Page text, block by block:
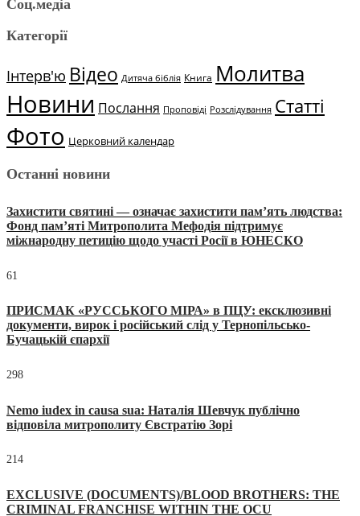
Соц.медіа
Категорії
Інтерв'ю Відео Дитяча біблія Книга Молитва
Новини Послання Проповіді Розслідування Статті
Фото Церковний календар
Останні новини
Захистити святині — означає захистити пам’ять людства:
Фонд пам’яті Митрополита Мефодія підтримує
міжнародну петицію щодо участі Росії в ЮНЕСКО
61
ПРИСМАК «РУССЬКОГО МІРА» в ПЦУ: ексклюзивні
документи, вирок і російський слід у Тернопільсько-
Бучацькій єпархії
298
Nemo iudex in causa sua: Наталія Шевчук публічно
відповіла митрополиту Євстратію Зорі
214
EXCLUSIVE (DOCUMENTS)/BLOOD BROTHERS: THE
CRIMINAL FRANCHISE WITHIN THE OCU